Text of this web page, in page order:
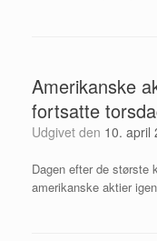
Amerikanske
fortsatte
Udgivet den 10. april
Dagen efter de største
amerikanske aktier